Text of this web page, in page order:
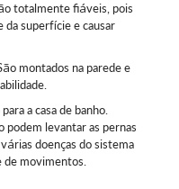
totalmente fiáveis, pois
superfície e causar
montados na parede e
a casa de banho.
podem levantar as pernas
doenças do sistema
movimentos.